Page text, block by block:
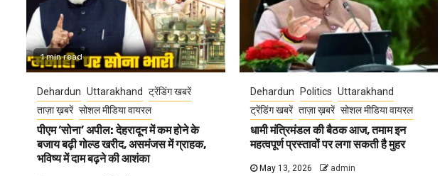
1 min read
Dehardun Uttarakhand
ट्रेंडिंग खबरें
ताज़ा ख़बरें सोशल मीडिया वायरल
पीएम ‘सोना’ अपील: देहरादून में कम होने के
बजाय बढ़ी गोल्ड खरीद, असमंजस में ग्राहक,
भविष्य में दाम बढ़ने की आशंका
Dehardun Politics Uttarakhand
ट्रेंडिंग खबरें ताज़ा ख़बरें सोशल मीडिया वायरल
धामी मंत्रिमंडल की बैठक आज, तमाम इन
महत्वपूर्ण प्रस्तावों पर लगा सकती है मुहर
May 13, 2026 admin